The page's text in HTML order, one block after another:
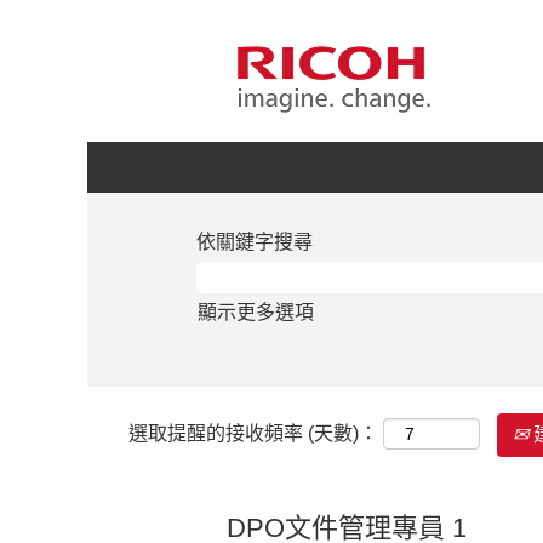
依關鍵字搜尋
顯示更多選項
選取提醒的接收頻率 (天數)：
DPO文件管理專員 1